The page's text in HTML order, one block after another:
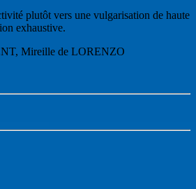
plutôt vers une vulgarisation de haute
exhaustive.
Mireille de LORENZO